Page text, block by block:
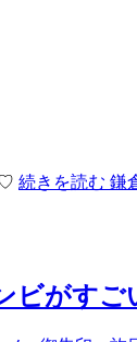
♡ 続きを読む 鎌
ビがすご